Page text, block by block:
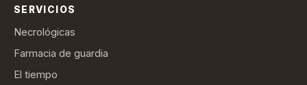
SERVICIOS
Necrológicas
Farmacia de guardia
El tiempo